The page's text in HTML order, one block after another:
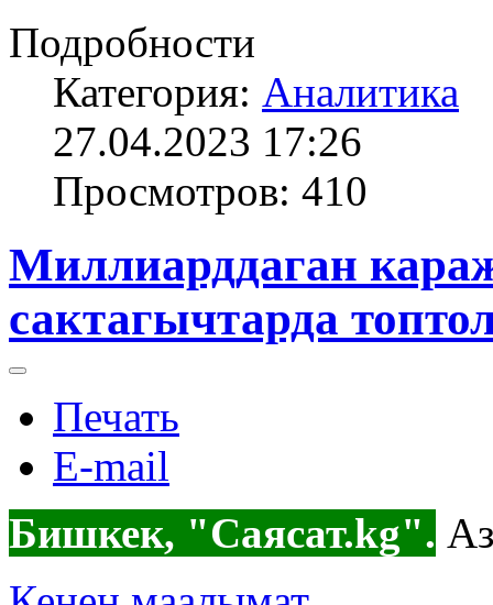
Подробности
Категория: Аналитика
27.04.2023 17:26
Просмотров: 410
Миллиарддаган
сактагычтарда
Печать
E-mail
Бишкек, "Саясат.kg".